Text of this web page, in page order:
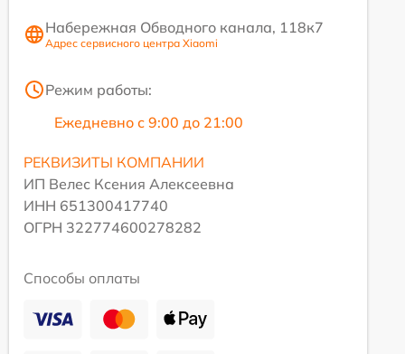
Набережная Обводного канала, 118к7
Адрес сервисного центра Xiaomi
Режим работы:
Ежедневно с 9:00 до 21:00
РЕКВИЗИТЫ КОМПАНИИ
ИП Велес Ксения Алексеевна
ИНН 651300417740
ОГРН 322774600278282
Способы оплаты